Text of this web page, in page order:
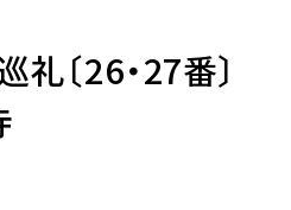
〔26・27番〕